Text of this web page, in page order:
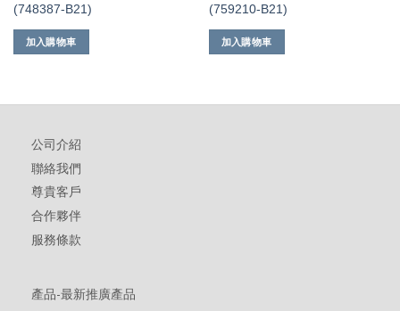
(748387-B21)
加入購物車
(759210-B21)
加入購物車
公司介紹
聯絡我們
尊貴客戶
合作夥伴
服務條款
產品-最新推廣產品